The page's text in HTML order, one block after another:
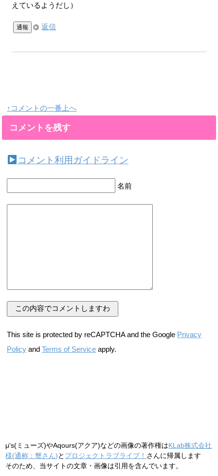
えているようだし）
通報 返信
↑コメントの一番上へ
コメントを残す
コメント利用ガイドライン
名前
This site is protected by reCAPTCHA and the Google Privacy
Policy andTerms of Service apply.
μ's(ミューズ)やAqours(アクア)などの画像の著作権はKLab株式会社
様(通称：蟹さん)と プロジェクトラブライブ！ さんに帰属します
そのため、当サイトの文章・画像は引用を含んでいます。